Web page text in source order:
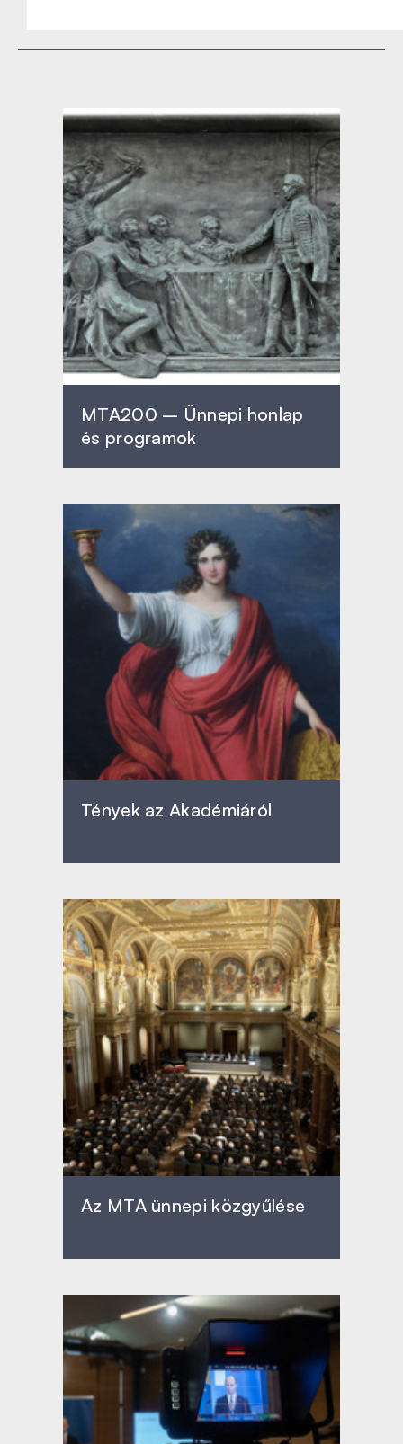
MTA200 – Ünnepi honlap
és programok
Tények az Akadémiáról
Az MTA ünnepi közgyűlése